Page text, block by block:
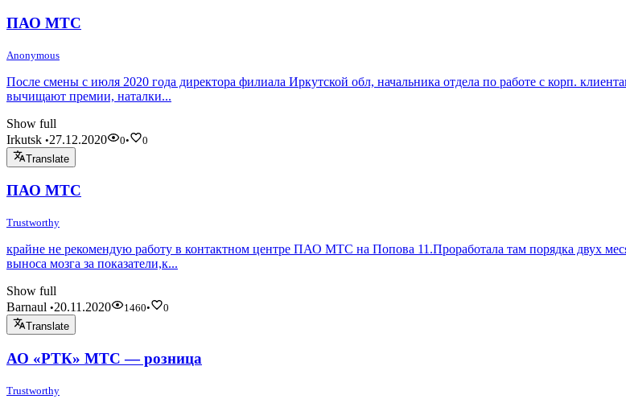
ПАО МТС
Anonymous
После смены с июля 2020 года директора филиала Иркутской обл, начальника отдела по работе с корп.
вычищают премии, наталки...
Show full
Irkutsk •27.12.2020 0•
0
Translate
ПАО МТС
Trustworthy
крайне не рекомендую работу в контактном центре ПАО МТС на Попова 11.Проработала там порядка двух
выноса мозга за показатели,к...
Show full
Barnaul •20.11.2020 1460•
0
Translate
АО «РТК» МТС — розница
Trustworthy